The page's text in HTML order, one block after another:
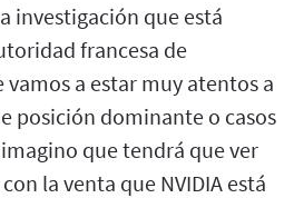
investigación que está
francesa de
a estar muy atentos a
posición dominante o casos
que tendrá que ver
la venta que NVIDIA está